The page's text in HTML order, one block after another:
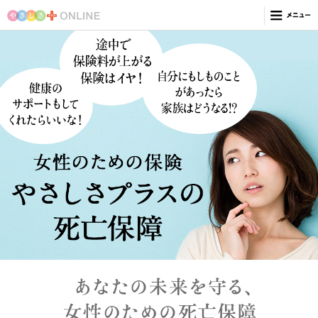
私にぴったりの保険やさしさプラス
女性のための健康相談サービス
やさしさプラスの収入サポート
やさしさプラスの社会貢献活動
乳がん検診の基礎知識
「乳房再建」という選択肢
「がんと働く」リワークノート
がん外見ケア
明日を生きる力を育てる
やさしさプラスの朝日生命